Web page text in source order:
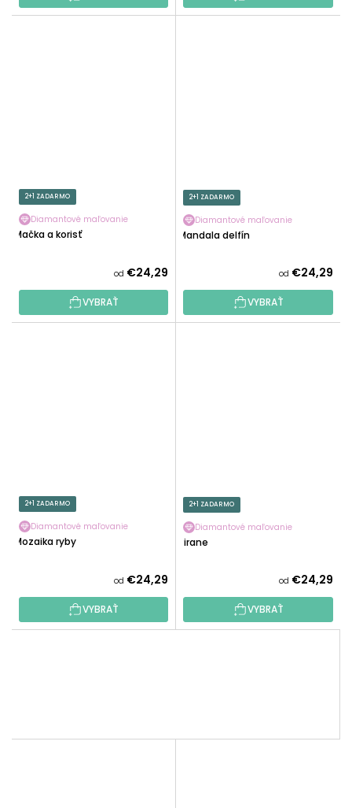
2+1 ZADARMO
Diamantové maľovanie
Mačka a korisť
od €24,29
VYBRAŤ
2+1 ZADARMO
Diamantové maľovanie
Mandala delfín
od €24,29
VYBRAŤ
2+1 ZADARMO
Diamantové maľovanie
Mozaika ryby
od €24,29
VYBRAŤ
2+1 ZADARMO
Diamantové maľovanie
Pirane
od €24,29
VYBRAŤ